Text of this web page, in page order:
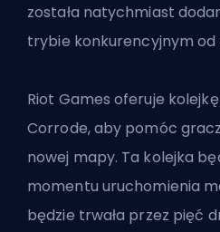
została natychmiast
trybie konkurencyjnym od
Riot Games oferuje
Corrode, aby pomóc
nowej mapy. Ta kolejka
momentu uruchomienia
będzie trwała przez pięć